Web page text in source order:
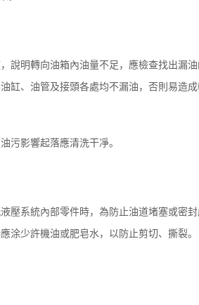
說明轉向油箱內油量不足，應檢查找出漏油
缸、油管及接頭各處均不漏油，否則易造
污影響起落應清洗干凈。
壓系統內部零件時，為防止油道堵塞或密
涂少許機油或肥皂水，以防止剪切、撕裂。